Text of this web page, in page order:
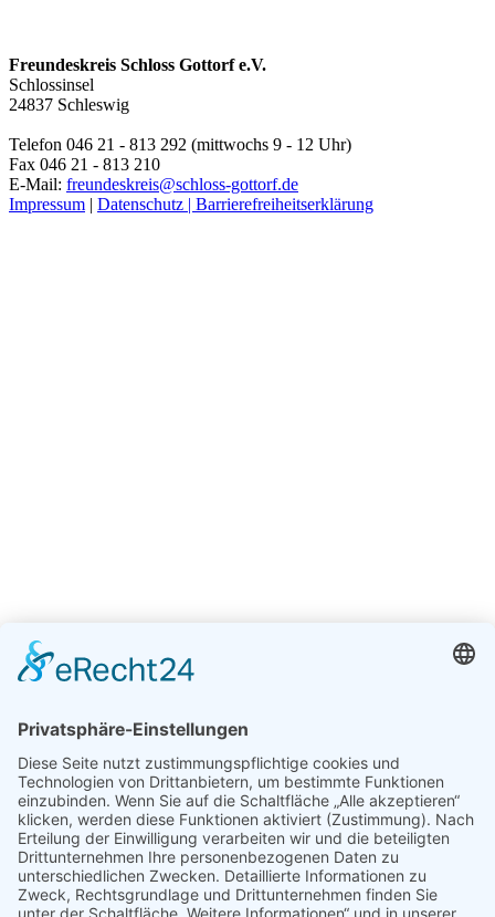
Freundeskreis Schloss Gottorf e.V.
Schlossinsel
24837 Schleswig
Telefon 046 21 - 813 292 (mittwochs 9 - 12 Uhr)
Fax 046 21 - 813 210
E-Mail: freundeskreis@schloss-gottorf.de
Impressum | Datenschutz | Barrierefreiheitserklärung